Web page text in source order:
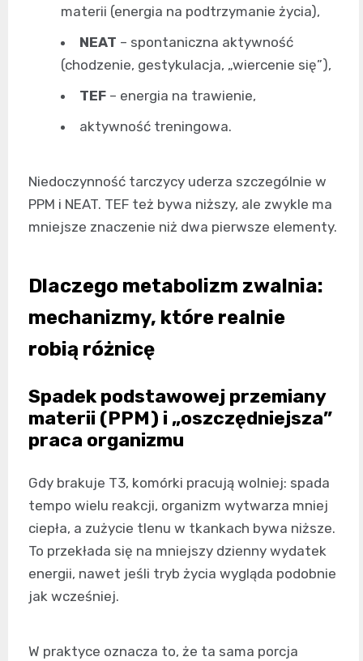
materii (energia na podtrzymanie życia),
NEAT – spontaniczna aktywność
(chodzenie, gestykulacja, „wiercenie się”),
TEF – energia na trawienie,
aktywność treningowa.
Niedoczynność tarczycy uderza szczególnie w
PPM i NEAT. TEF też bywa niższy, ale zwykle ma
mniejsze znaczenie niż dwa pierwsze elementy.
Dlaczego metabolizm zwalnia:
mechanizmy, które realnie
robią różnicę
Spadek podstawowej przemiany
materii (PPM) i „oszczędniejsza”
praca organizmu
Gdy brakuje T3, komórki pracują wolniej: spada
tempo wielu reakcji, organizm wytwarza mniej
ciepła, a zużycie tlenu w tkankach bywa niższe.
To przekłada się na mniejszy dzienny wydatek
energii, nawet jeśli tryb życia wygląda podobnie
jak wcześniej.
W praktyce oznacza to, że ta sama porcja